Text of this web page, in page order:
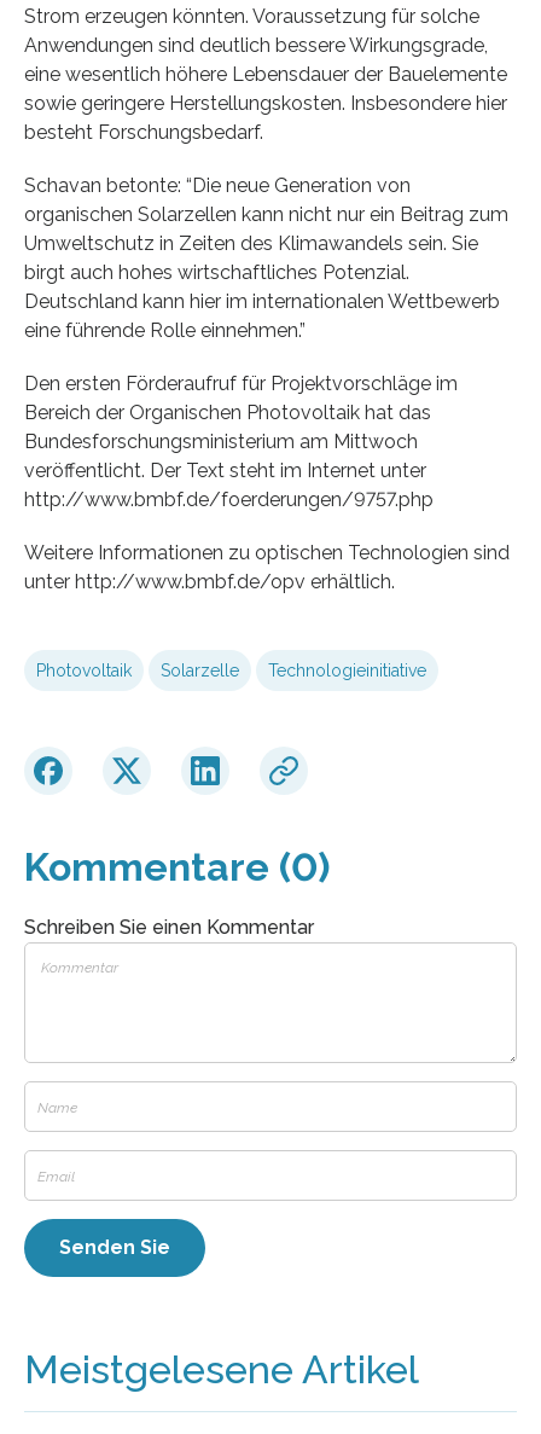
Strom erzeugen könnten. Voraussetzung für solche
Anwendungen sind deutlich bessere Wirkungsgrade,
eine wesentlich höhere Lebensdauer der Bauelemente
sowie geringere Herstellungskosten. Insbesondere hier
besteht Forschungsbedarf.
Schavan betonte: “Die neue Generation von
organischen Solarzellen kann nicht nur ein Beitrag zum
Umweltschutz in Zeiten des Klimawandels sein. Sie
birgt auch hohes wirtschaftliches Potenzial.
Deutschland kann hier im internationalen Wettbewerb
eine führende Rolle einnehmen.”
Den ersten Förderaufruf für Projektvorschläge im
Bereich der Organischen Photovoltaik hat das
Bundesforschungsministerium am Mittwoch
veröffentlicht. Der Text steht im Internet unter
http://www.bmbf.de/foerderungen/9757.php
Weitere Informationen zu optischen Technologien sind
unter http://www.bmbf.de/opv erhältlich.
Photovoltaik Solarzelle Technologieinitiative
Kommentare (0)
Schreiben Sie einen Kommentar
Meistgelesene Artikel